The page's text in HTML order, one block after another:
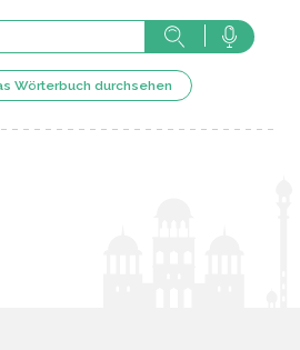
Wörterbuch durchsehen